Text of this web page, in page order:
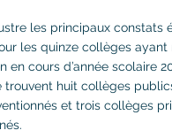
les principaux constats
les quinze collèges ayant
en cours d’année scolaire
trouvent huit collèges
et trois collèges